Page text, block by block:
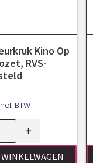
Kino Op
RVS-
BTW
+